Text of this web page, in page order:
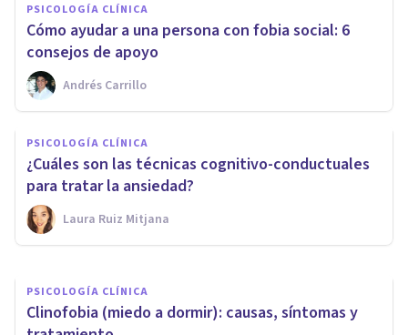
PSICOLOGÍA CLÍNICA
Cómo ayudar a una persona con fobia social: 6
consejos de apoyo
Andrés Carrillo
PSICOLOGÍA CLÍNICA
¿Cuáles son las técnicas cognitivo-conductuales
para tratar la ansiedad?
Laura Ruiz Mitjana
PSICOLOGÍA CLÍNICA
¿Cómo se interviene en la
fobia a los perros en
psicoterapia?
Centro Psicológico Cepsim
PSICOLOGÍA CLÍNICA
Clinofobia (miedo a dormir): causas, síntomas y